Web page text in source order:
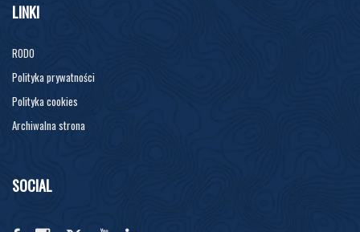
LINKI
RODO
Polityka prywatności
Polityka cookies
Archiwalna strona
SOCIAL